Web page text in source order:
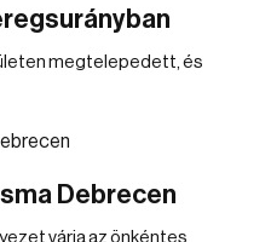
megtelepedett, és
Debrecen
várja az önkéntes